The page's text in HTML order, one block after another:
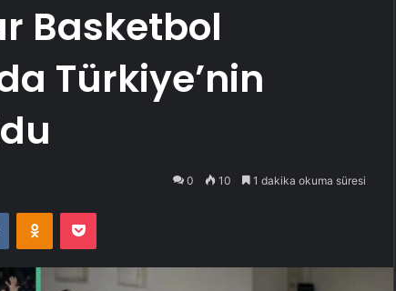
Basketbol
Türkiye’nin
0 10 1 dakika okuma süresi
VKontakteOdnoklassniki
Pocket